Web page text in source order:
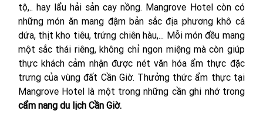
tộ,.. hay lẩu hải sản cay nồng. Mangrove Hotel còn có
những món ăn mang đậm bản sắc địa phương khô cá
dứa, thịt kho tiêu, trứng chiên hàu,... Mỗi món đều mang
một sắc thái riêng, không chỉ ngon miệng mà còn giúp
thực khách cảm nhận được nét văn hóa ẩm thực đặc
trưng của vùng đất Cần Giờ. Thưởng thức ẩm thực tại
Mangrove Hotel là một trong những cần ghi nhớ trong
cẩm nang du lịch Cần Giờ.